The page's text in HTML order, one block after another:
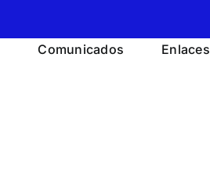
Comunicados Enlaces